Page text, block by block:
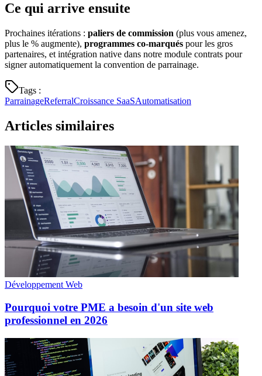
Ce qui arrive ensuite
Prochaines itérations : paliers de commission (plus vous amenez,
plus le % augmente), programmes co-marqués pour les gros
partenaires, et intégration native dans notre module contrats pour
signer automatiquement la convention de parrainage.
Tags :
ParrainageReferralCroissance SaaSAutomatisation
Articles similaires
Développement Web
Pourquoi votre PME a besoin d'un site web
professionnel en 2026